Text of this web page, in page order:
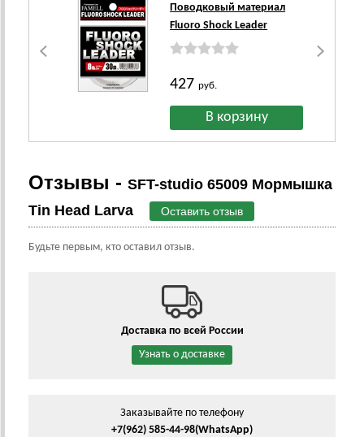
Поводковый материал
Fluoro Shock Leader
427руб.
Отзывы - SFT-studio 65009 Мормышка
Tin Head Larva
Оставить отзыв
Будьте первым, кто оставил отзыв.
Доставка по всей России
Узнать о доставке
Заказывайте по телефону
+7(962) 585-44-98(WhatsApp)